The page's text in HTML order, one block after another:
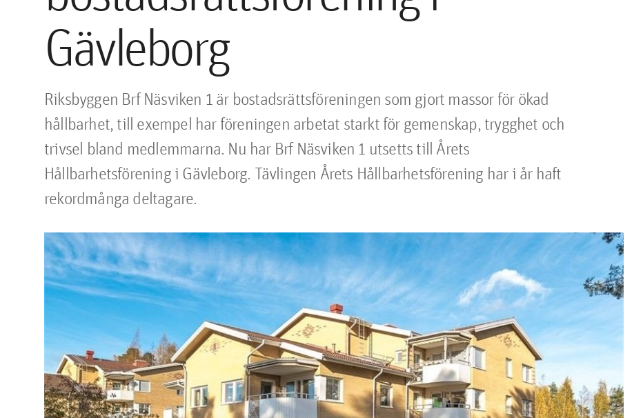
Gävleborg
Riksbyggen Brf Näsviken 1 är bostadsrättsföreningen som gjort massor för ökad
hållbarhet, till exempel har föreningen arbetat starkt för gemenskap, trygghet och
trivsel bland medlemmarna. Nu har Brf Näsviken 1 utsetts till Årets
Hållbarhetsförening i Gävleborg. Tävlingen Årets Hållbarhetsförening har i år haft
rekordmånga deltagare.